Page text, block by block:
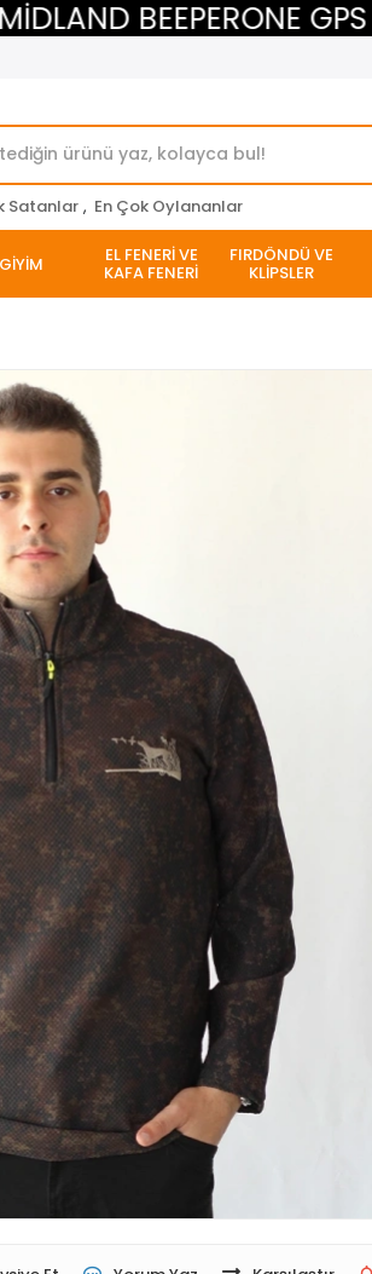
BEEPERONE GPS
Satanlar , En Çok Oylananlar
GİYİM EL FENERİ VE
KAFA FENERİ
FIRDÖNDÜ VE
KLİPSLER